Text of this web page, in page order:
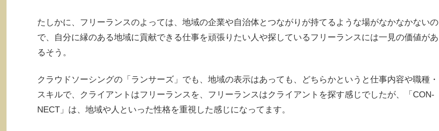
たしかに、フリーランスのよっては、地域の企業や自治体とつながりが持てるような場がなかなかないの
で、自分に縁のある地域に貢献できる仕事を頑張りたい人や探しているフリーランスには一見の価値があ
るそう。
クラウドソーシングの「ランサーズ」でも、地域の表示はあっても、どちらかというと仕事内容や職種・
スキルで、クライアントはフリーランスを、フリーランスはクライアントを探す感じでしたが、「CON-
NECT」は、地域や人といった性格を重視した感じになってます。